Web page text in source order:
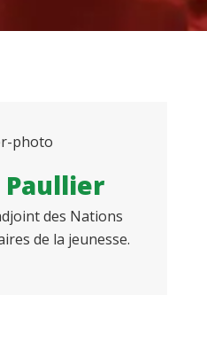
Paullier
des Nations
de la jeunesse.